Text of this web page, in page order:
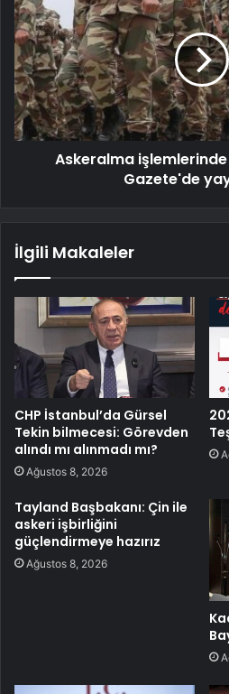
Askeralma
Gazete'de
İlgili Makaleler
CHP İstanbul’da Gürsel
Tekin bilmecesi: Görevden
alındı mı alınmadı mı?
Ağustos 8, 2026
Tayland Başbakanı: Çin ile
askeri işbirliğini
güçlendirmeye hazırız
Ağustos 8, 2026